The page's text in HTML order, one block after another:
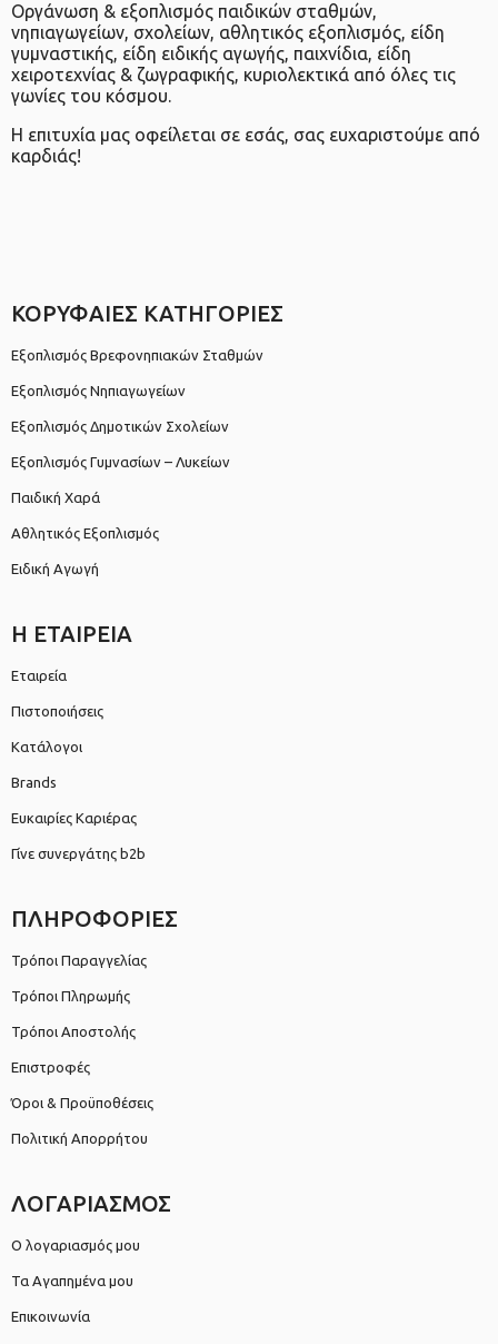
Οργάνωση & εξοπλισμός παιδικών σταθμών,
νηπιαγωγείων, σχολείων, αθλητικός εξοπλισμός, είδη
γυμναστικής, είδη ειδικής αγωγής, παιχνίδια, είδη
χειροτεχνίας & ζωγραφικής, κυριολεκτικά από όλες τις
γωνίες του κόσμου.
Η επιτυχία μας οφείλεται σε εσάς, σας ευχαριστούμε από
καρδιάς!
ΚΟΡΥΦΑΙΕΣ ΚΑΤΗΓΟΡΙΕΣ
Εξοπλισμός Βρεφονηπιακών Σταθμών
Εξοπλισμός Νηπιαγωγείων
Εξοπλισμός Δημοτικών Σχολείων
Εξοπλισμός Γυμνασίων – Λυκείων
Παιδική Χαρά
Αθλητικός Εξοπλισμός
Ειδική Αγωγή
Η ΕΤΑΙΡΕΙΑ
Εταιρεία
Πιστοποιήσεις
Κατάλογοι
Brands
Ευκαιρίες Καριέρας
Γίνε συνεργάτης b2b
ΠΛΗΡΟΦΟΡΙΕΣ
Τρόποι Παραγγελίας
Τρόποι Πληρωμής
Τρόποι Αποστολής
Επιστροφές
Όροι & Προϋποθέσεις
Πολιτική Απορρήτου
ΛΟΓΑΡΙΑΣΜΟΣ
Ο λογαριασμός μου
Τα Αγαπημένα μου
Επικοινωνία